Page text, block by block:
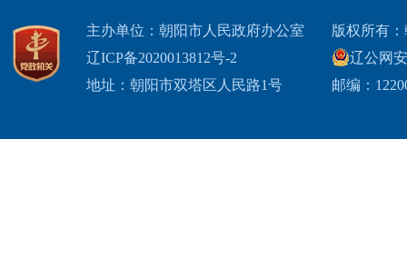
主办单位：朝阳市人民政府办公室
辽ICP备2020013812号-2
地址：朝阳市双塔区人民路1号
版权所有
辽公网
邮编：